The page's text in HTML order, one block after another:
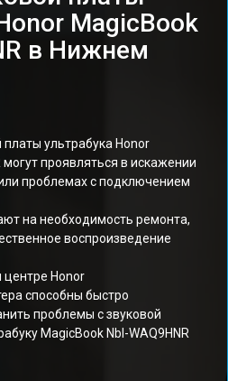
MagicBook
в Нижнем
платы ультрабука Honor
могут проявляться в искажении
проблемах с подключением
на необходимость ремонта,
воспроизведение
Honor
способны быстро
проблемы с звуковой
MagicBook Nbl-WAQ9HNR